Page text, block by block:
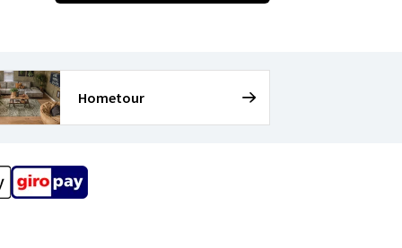
Hometour